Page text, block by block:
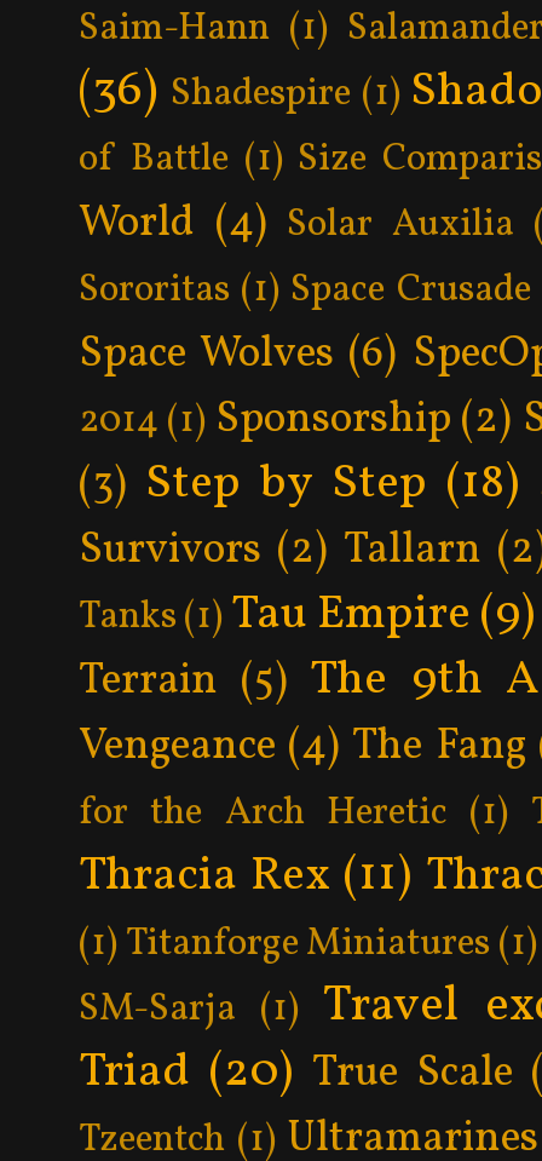
Saim-Hann (1)
(36) Shadespire (1)
of Battle (1) Size
World (4) Solar Auxilia
Sororitas (1) Space Crusade
Space Wolves (6)
2014 (1) Sponsorship (2)
(3) Step by Step (18)
Survivors (2) Tallarn
Tanks(1) Tau Empire (9)
Terrain (5) The 9th
Vengeance (4) The Fang
for the Arch Heretic (1)
Thracia Rex (11)
(1) Titanforge Miniatures (1)
SM-Sarja (1) Travel
Triad (20) True Scale
Tzeentch (1) Ultramarines